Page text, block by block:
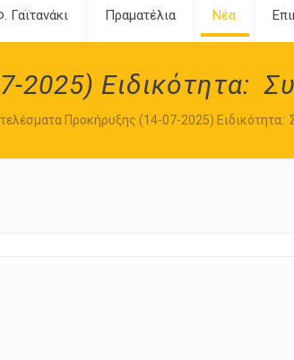
Γαϊτανάκι Πραματέλια Νέα
2025) Ειδικότητα:
Προκήρυξης (14-07-2025) Ειδικότητα: